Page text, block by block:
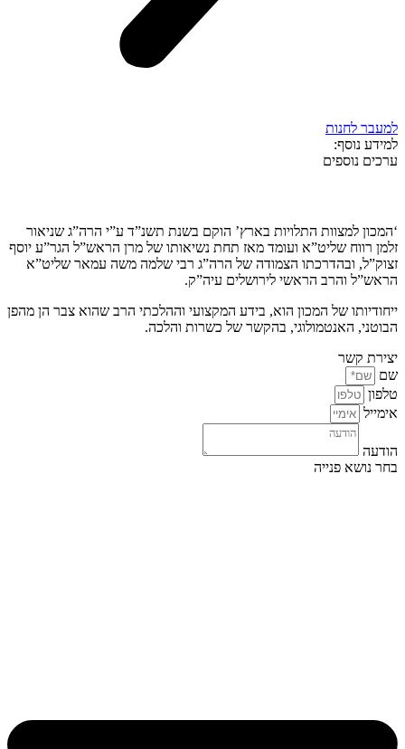
למעבר לחנות
למידע נוסף:
ערכים נוספים
‘המכון למצוות התלויות בארץ’ הוקם בשנת תשנ”ד ע”י הרה”ג שניאור
זלמן רווח שליט”א ועומד מאז תחת נשיאותו של מרן הראש”ל הגר”ע יוסף
זצוק”ל, ובהדרכתו הצמודה של הרה”ג רבי שלמה משה עמאר שליט”א
הראש”ל והרב הראשי לירושלים עיה”ק.
ייחודיותו של המכון הוא, בידע המקצועי וההלכתי הרב שהוא צבר הן מהפן
הבוטני, האנטמולוגי, בהקשר של כשרות והלכה.
יצירת קשר
שם
טלפון
אימייל
הודעה
בחר נושא פנייה